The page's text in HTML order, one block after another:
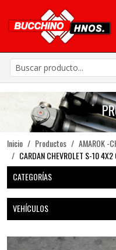
Inicio Productos
AMAROK -
CARDAN CHEVROLET S-10
CATEGORÍAS
VEHÍCULOS